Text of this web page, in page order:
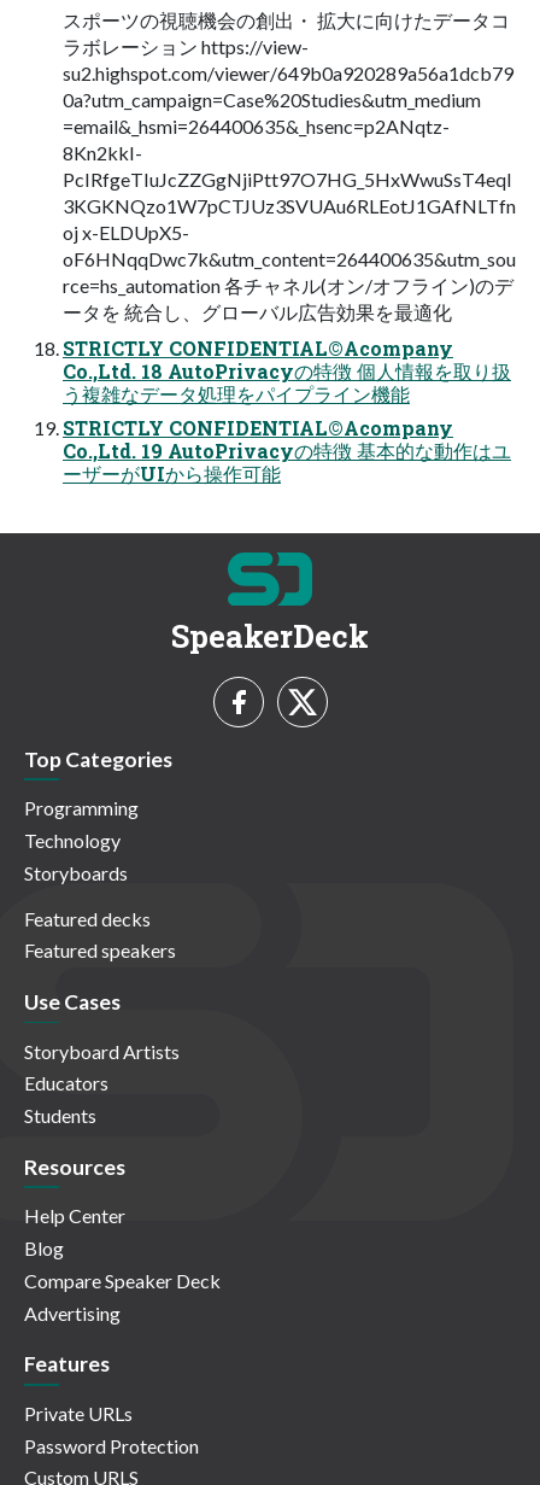
スポーツの視聴機会の創出・ 拡⼤に向けたデータコ
ラボレーション https://view-
su2.highspot.com/viewer/649b0a920289a56a1dcb79
0a?utm_campaign=Case%20Studies&utm_medium
=email&_hsmi=264400635&_hsenc=p2ANqtz-
8Kn2kkI-
PcIRfgeTIuJcZZGgNjiPtt97O7HG_5HxWwuSsT4eqI
3KGKNQzo1W7pCTJUz3SVUAu6RLEotJ1GAfNLTfn
oj x-ELDUpX5-
oF6HNqqDwc7k&utm_content=264400635&utm_sou
rce=hs_automation 各チャネル(オン/オフライン)のデ
ータを 統合し、グローバル広告効果を最適化
STRICTLY CONFIDENTIAL©Acompany
Co.,Ltd. 18 AutoPrivacyの特徴 個⼈情報を取り扱
う複雑なデータ処理をパイプライン機能
STRICTLY CONFIDENTIAL©Acompany
Co.,Ltd. 19 AutoPrivacyの特徴 基本的な動作はユ
ーザーがUIから操作可能
SpeakerDeck
Top Categories
Programming
Technology
Storyboards
Featured decks
Featured speakers
Use Cases
Storyboard Artists
Educators
Students
Resources
Help Center
Blog
Compare Speaker Deck
Advertising
Features
Private URLs
Password Protection
Custom URLS